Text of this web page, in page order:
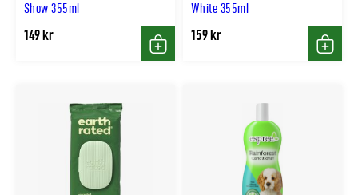
Show 355ml
149 kr
Köp
White 355ml
159 kr
Köp